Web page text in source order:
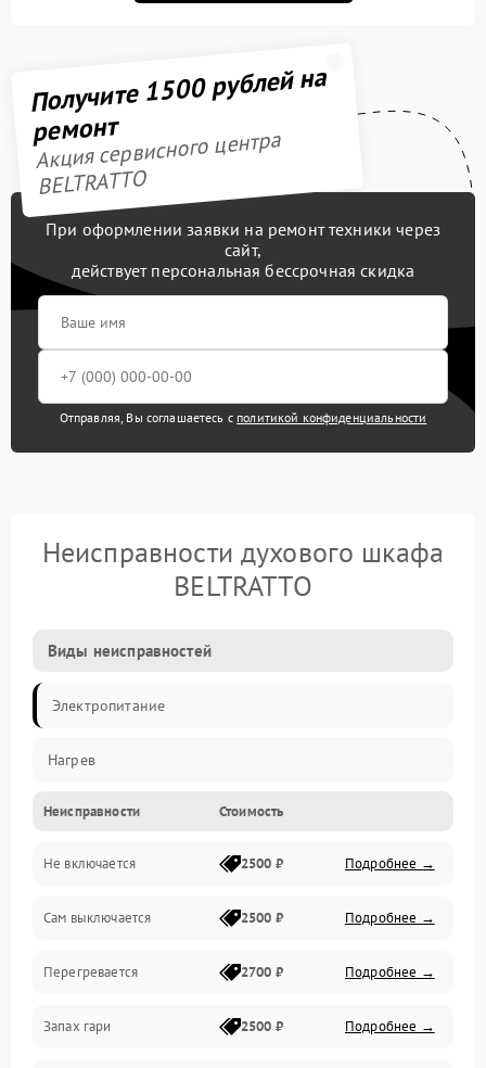
Получите 1500 рублей на
ремонт
Акция сервисного центра
BELTRATTO
При оформлении заявки на ремонт техники через
сайт,
действует персональная бессрочная скидка
Отправляя, Вы соглашаетесь с политикой конфиденциальности
Неисправности духового шкафа
BELTRATTO
Виды неисправностей
Электропитание
Нагрев
Неисправности Стоимость
Не включается 2500 ₽ Подробнее →
Сам выключается 2500 ₽ Подробнее →
Перегревается 2700 ₽ Подробнее →
Запах гари 2500 ₽ Подробнее →